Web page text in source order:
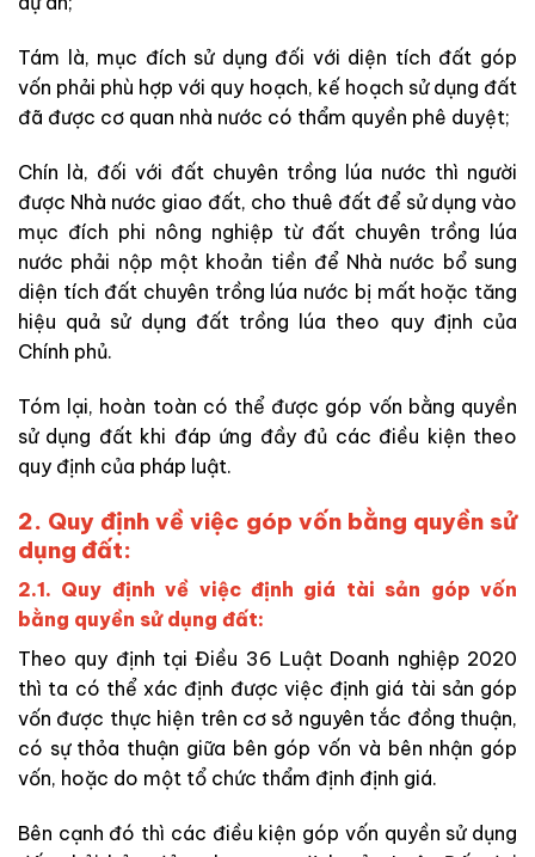
Tám là, mục đích sử dụng đối với diện tích đất góp
vốn phải phù hợp với quy hoạch, kế hoạch sử dụng đất
đã được cơ quan nhà nước có thẩm quyền phê duyệt;
Chín là, đối với đất chuyên trồng lúa nước thì người
được Nhà nước giao đất, cho thuê đất để sử dụng vào
mục đích phi nông nghiệp từ đất chuyên trồng lúa
nước phải nộp một khoản tiền để Nhà nước bổ sung
diện tích đất chuyên trồng lúa nước bị mất hoặc tăng
hiệu quả sử dụng đất trồng lúa theo quy định của
Chính phủ.
Tóm lại, hoàn toàn có thể được góp vốn bằng quyền
sử dụng đất khi đáp ứng đầy đủ các điều kiện theo
quy định của pháp luật.
2. Quy định về việc góp vốn bằng quyền sử
dụng đất:
2.1. Quy định về việc định giá tài sản góp vốn
bằng quyền sử dụng đất:
Theo quy định tạiĐiều 36 Luật Doanh nghiệp 2020
thì ta có thể xác định được việc định giá tài sản góp
vốn được thực hiện trên cơ sở nguyên tắc đồng thuận,
có sự thỏa thuận giữa bên góp vốn và bên nhận góp
vốn, hoặc do một tổ chức thẩm định định giá.
Bên cạnh đó thì các điều kiện góp vốn quyền sử dụng